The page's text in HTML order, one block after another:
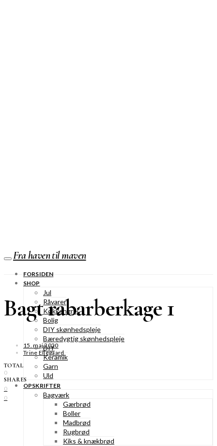
Fra haven til maven
FORSIDEN
SHOP
Jul
Råvarer
Køkkengrej
Bolig
DIY skønhedspleje
Bæredygtig skønhedspleje
DIY
Keramik
Garn
Uld
OPSKRIFTER
Bagværk
Gærbrød
Boller
Madbrød
Rugbrød
Kiks & knækbrød
Bagt rabarberkage 1
15. maj 2020
Trine Ellegaard
TOTAL
0
SHARES
0
0